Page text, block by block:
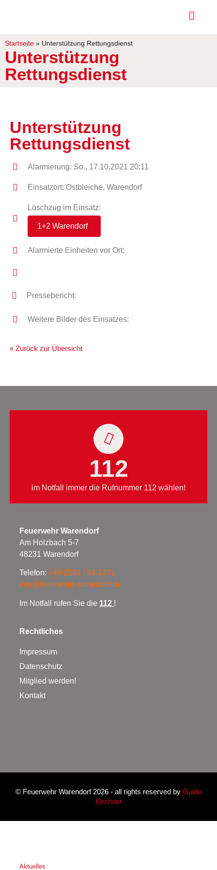
Startseite » Unterstützung Rettungsdienst
Unterstützung
Rettungsdienst
Unterstützung
Rettungsdienst
Alarmierung: So., 17.10.2021 20:11
Einsatzort: Ostbleiche, Warendorf
Löschzug im Einsatz:
1+2 Warendorf
Alarmierte Einheiten vor Ort:
Pressebericht:
Weitere Bilder des Einsatzes:
« Zurück zur Übersicht
112
im Notfall immer die Rufnummer 112 wählen!
Feuerwehr Warendorf
Am Holzbach 5-7
48231 Warendorf
Telefon: +49 2581 / 54-1371
info@feuerwehr-warendorf.de
Im Notfall rufen Sie die 112 !
Rechtliches
Impressum
Datenschutz
Mitglied werden!
Kontakt
© Feuerwehr Warendorf 2026 - all rights reserved by Guido
Kirchner
Aktuelles